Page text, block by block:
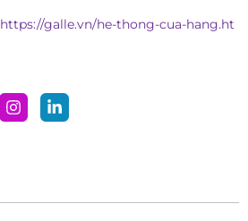
https://galle.vn/he-thong-cua-hang.ht